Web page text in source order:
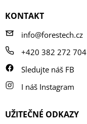
KONTAKT
info@forestech.cz
+420 382 272 704
Sledujte náš FB
I náš Instagram
UŽITEČNÉ ODKAZY